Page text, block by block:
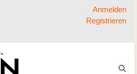
Anmelden
Registrieren